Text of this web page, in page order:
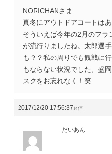
NORICHANさま
真冬にアウトドアコートは
そういえば今年の2月のフラ
が流行りましたね。太郎選
も？？私の周りでも観戦に
もならない状況でした。盛
スクをお忘れなく！笑
2017/12/20 17:56:37返信
だいあん